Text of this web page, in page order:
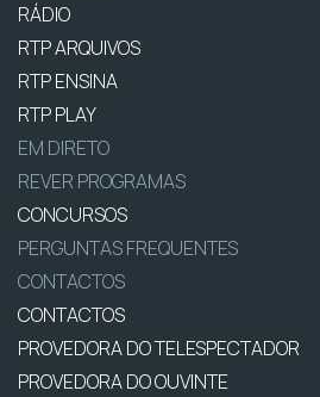
RÁDIO
RTP ARQUIVOS
RTP ENSINA
RTP PLAY
EM DIRETO
REVER PROGRAMAS
CONCURSOS
PERGUNTAS FREQUENTES
CONTACTOS
CONTACTOS
PROVEDORA DO TELESPECTADOR
PROVEDORA DO OUVINTE